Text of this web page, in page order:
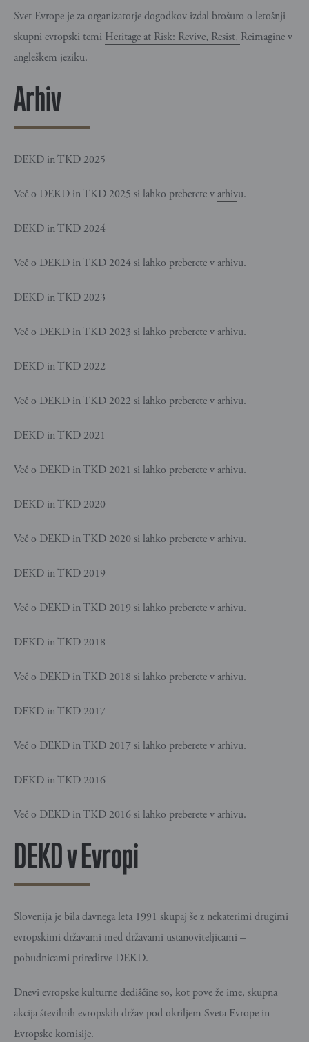
Svet Evrope je za organizatorje dogodkov izdal brošuro o letošnji
skupni evropski temi Heritage at Risk: Revive, Resist, Reimaginev
angleškem jeziku.
Arhiv
DEKD in TKD 2025
Več o DEKD in TKD 2025 si lahko preberete varhivu.
DEKD in TKD 2024
Več o DEKD in TKD 2024 si lahko preberete v arhivu.
DEKD in TKD 2023
Več o DEKD in TKD 2023 si lahko preberete v arhivu.
DEKD in TKD 2022
Več o DEKD in TKD 2022 si lahko preberete v arhivu.
DEKD in TKD 2021
Več o DEKD in TKD 2021 si lahko preberete v arhivu.
DEKD in TKD 2020
Več o DEKD in TKD 2020 si lahko preberete v arhivu.
DEKD in TKD 2019
Več o DEKD in TKD 2019 si lahko preberete v arhivu.
DEKD in TKD 2018
Več o DEKD in TKD 2018 si lahko preberete v arhivu.
DEKD in TKD 2017
Več o DEKD in TKD 2017 si lahko preberete v arhivu.
DEKD in TKD 2016
Več o DEKD in TKD 2016 si lahko preberete v arhivu.
DEKD v Evropi
Slovenija je bila davnega leta 1991 skupaj še z nekaterimi drugimi
evropskimi državami med državami ustanoviteljicami –
pobudnicami prireditve DEKD.
Dnevi evropske kulturne dediščine so, kot pove že ime, skupna
akcija številnih evropskih držav pod okriljem Sveta Evrope in
Evropske komisije.